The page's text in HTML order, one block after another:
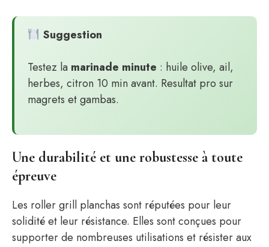
Suggestion
Testez la marinade minute : huile olive, ail,
herbes, citron 10 min avant. Resultat pro sur
magrets et gambas.
Une durabilité et une robustesse à toute
épreuve
Les roller grill planchas sont réputées pour leur
solidité et leur résistance. Elles sont conçues pour
supporter de nombreuses utilisations et résister aux